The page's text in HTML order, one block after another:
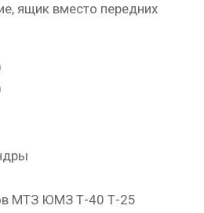
ящик вместо передних
МТЗ ЮМЗ Т-40 Т-25